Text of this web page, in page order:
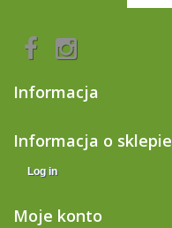
Informacja
Informacja o sklepie
Log in
Moje konto